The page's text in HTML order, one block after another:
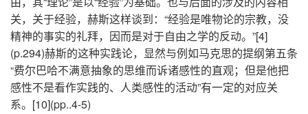
关，关于经验，赫斯这样谈到：“经验是唯物论的宗教，没
精神的事实的礼拜，因而是对于自由之学的反动。”[4]
(p.294)赫斯的这种实践论，显然与例如马克思的提纲第五条
“费尔巴哈不满意抽象的思维而诉诸感性的直观；但是他把
感性不是看作实践的、人类感性的活动”有一定的对应关
系。[10](pp..4-5)